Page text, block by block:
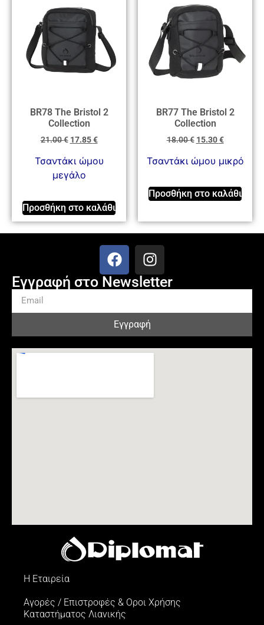
BR78 The Bristol 2
Collection
21.00€ 17.85€
Τσαντάκι ώμου
μεγάλο
Προσθήκη στο καλάθι
BR77 The Bristol 2
Collection
18.00€ 15.30€
Τσαντάκι ώμου μικρό
Προσθήκη στο καλάθι
Η Εταιρεία
Αγορές / Επιστροφές & Oροι Xρήσης
Kαταστήματος Λιανικής
Εγγραφή στο Newsletter
Εγγραφή